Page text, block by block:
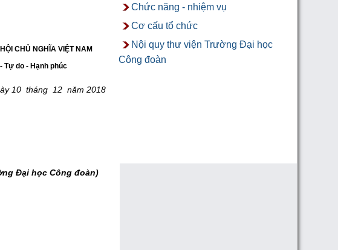
CHỦ NGHĨA VIỆT NAM
Tự do - Hạnh phúc
10 tháng 12 năm 2018
Đại học Công đoàn)
Chức năng - nhiệm vụ
Cơ cấu tổ chức
Nội quy thư viện Trường Đại học
Công đoàn